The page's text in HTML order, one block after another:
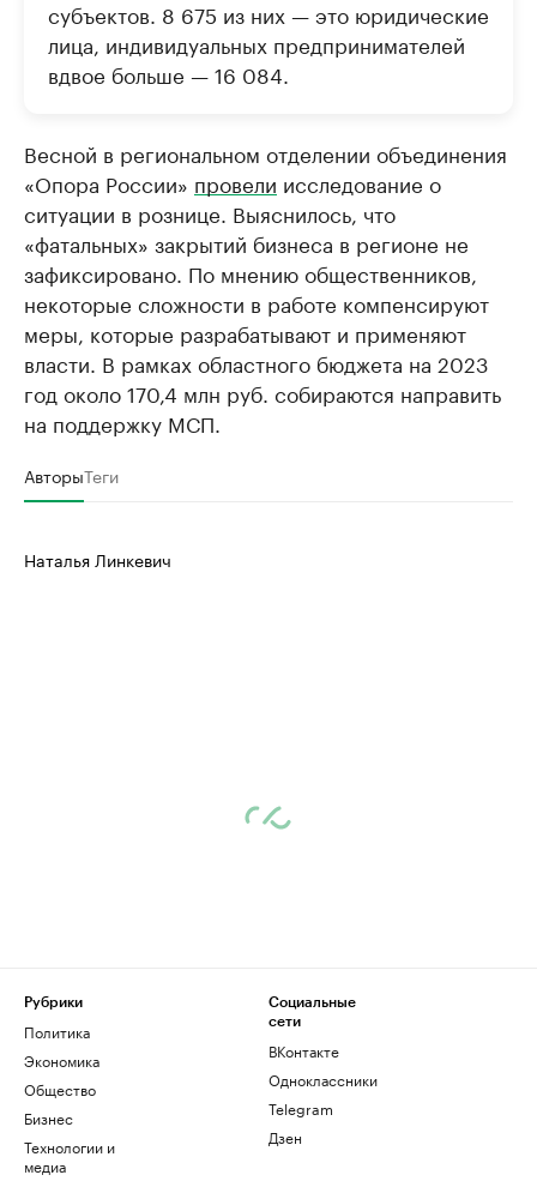
субъектов. 8 675 из них — это юридические
лица, индивидуальных предпринимателей
вдвое больше — 16 084.
Весной в региональном отделении объединения
«Опора России» провели исследование о
ситуации в рознице. Выяснилось, что
«фатальных» закрытий бизнеса в регионе не
зафиксировано. По мнению общественников,
некоторые сложности в работе компенсируют
меры, которые разрабатывают и применяют
власти. В рамках областного бюджета на 2023
год около 170,4 млн руб. собираются направить
на поддержку МСП.
АвторыТеги
Наталья Линкевич
Рубрики
Политика
Экономика
Общество
Бизнес
Технологии и
медиа
Социальные
сети
ВКонтакте
Одноклассники
Telegram
Дзен